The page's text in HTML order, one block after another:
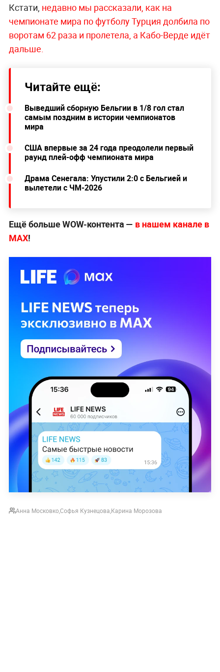
Кстати, недавно мы рассказали, как на
чемпионате мира по футболу Турция долбила по
воротам 62 раза и пролетела, а Кабо-Верде идёт
дальше.
Читайте ещё:
Выведший сборную Бельгии в 1/8 гол стал
самым поздним в истории чемпионатов
мира
США впервые за 24 года преодолели первый
раунд плей-офф чемпионата мира
Драма Сенегала: Упустили 2:0 с Бельгией и
вылетели с ЧМ-2026
Ещё больше WOW-контента — в нашем канале в
МАХ!
Анна Московко,Софья Кузнецова Карина Морозова